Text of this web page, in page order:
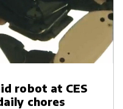
robot at CES
chores